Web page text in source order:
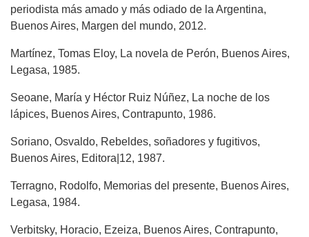
periodista más amado y más odiado de la Argentina,
Buenos Aires, Margen del mundo, 2012.
Martínez, Tomas Eloy, La novela de Perón, Buenos Aires,
Legasa, 1985.
Seoane, María y Héctor Ruiz Núñez, La noche de los
lápices, Buenos Aires, Contrapunto, 1986.
Soriano, Osvaldo, Rebeldes, soñadores y fugitivos,
Buenos Aires, Editora|12, 1987.
Terragno, Rodolfo, Memorias del presente, Buenos Aires,
Legasa, 1984.
Verbitsky, Horacio, Ezeiza, Buenos Aires, Contrapunto,